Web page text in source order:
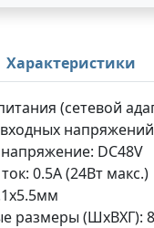
Характеристики
(сетевой
DC48V
0.5A (24Вт макс.)
размеры (ШхВХГ):